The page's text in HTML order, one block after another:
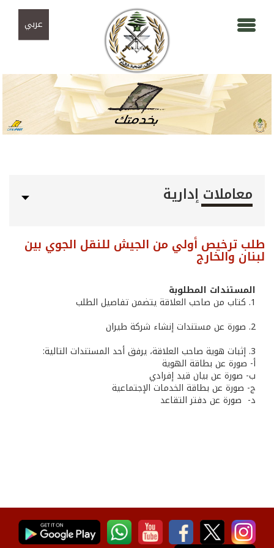
عربي
معاملات إدارية
طلب ترخيص أولي من الجيش للنقل الجوي بين
لبنان والخارج
المستندات المطلوبة
1. كتاب من صاحب العلاقة يتضمن تفاصيل الطلب
2. صورة عن مستندات إنشاء شركة طيران
3. إثبات هوية صاحب العلاقة، يرفق أحد المستندات التالية:
أ- صورة عن بطاقة الهوية
ب‌- صورة عن بيان قيد إفرادي
ج- صورة عن بطاقة الخدمات الإجتماعية
‌د- صورة عن دفتر التقاعد